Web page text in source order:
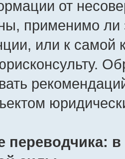
от
применимо ли
или к самой
переводчика: